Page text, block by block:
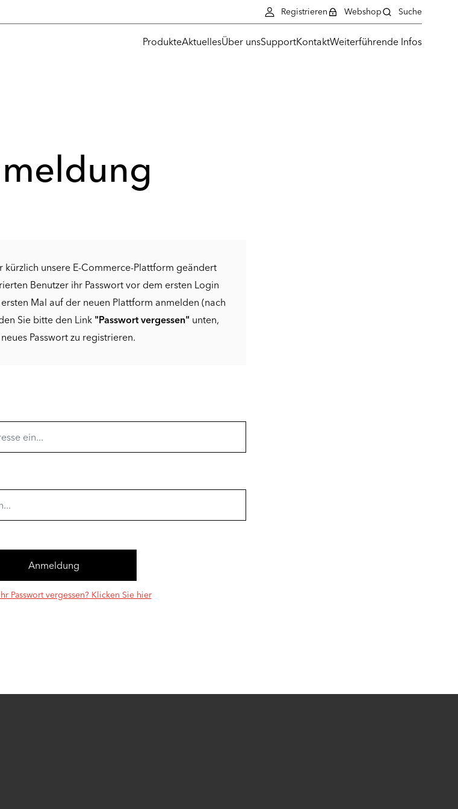
ProdukteAktuellesÜber unsSupportKontaktWeiterführende Infos
Registrieren Webshop Suche
kürzlich unsere E-Commerce-Plattform geändert
Benutzer ihr Passwort vor dem ersten Login
Mal auf der neuen Plattform anmelden (nach
Sie bitte den Link "Passwort vergessen" unten,
Passwort zu registrieren.
Passwort vergessen? Klicken Sie hier